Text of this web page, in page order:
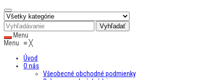
Menu
Menu ≡╳
Úvod
O nás
Všeobecné obchodné podmienky